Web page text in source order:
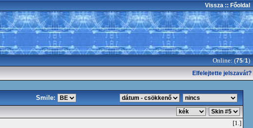
Vissza :: Főoldal
Online: (75/1)
Elfelejtette jelszavát?
Smile:
[1.]